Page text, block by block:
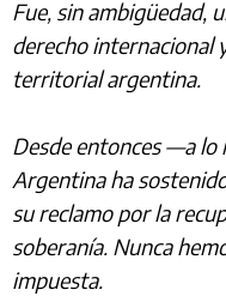
Fue, sin ambigüedad,
derecho internacional
territorial argentina.
Desde entonces —a lo
Argentina ha
su reclamo por la
soberanía. Nunca
impuesta.